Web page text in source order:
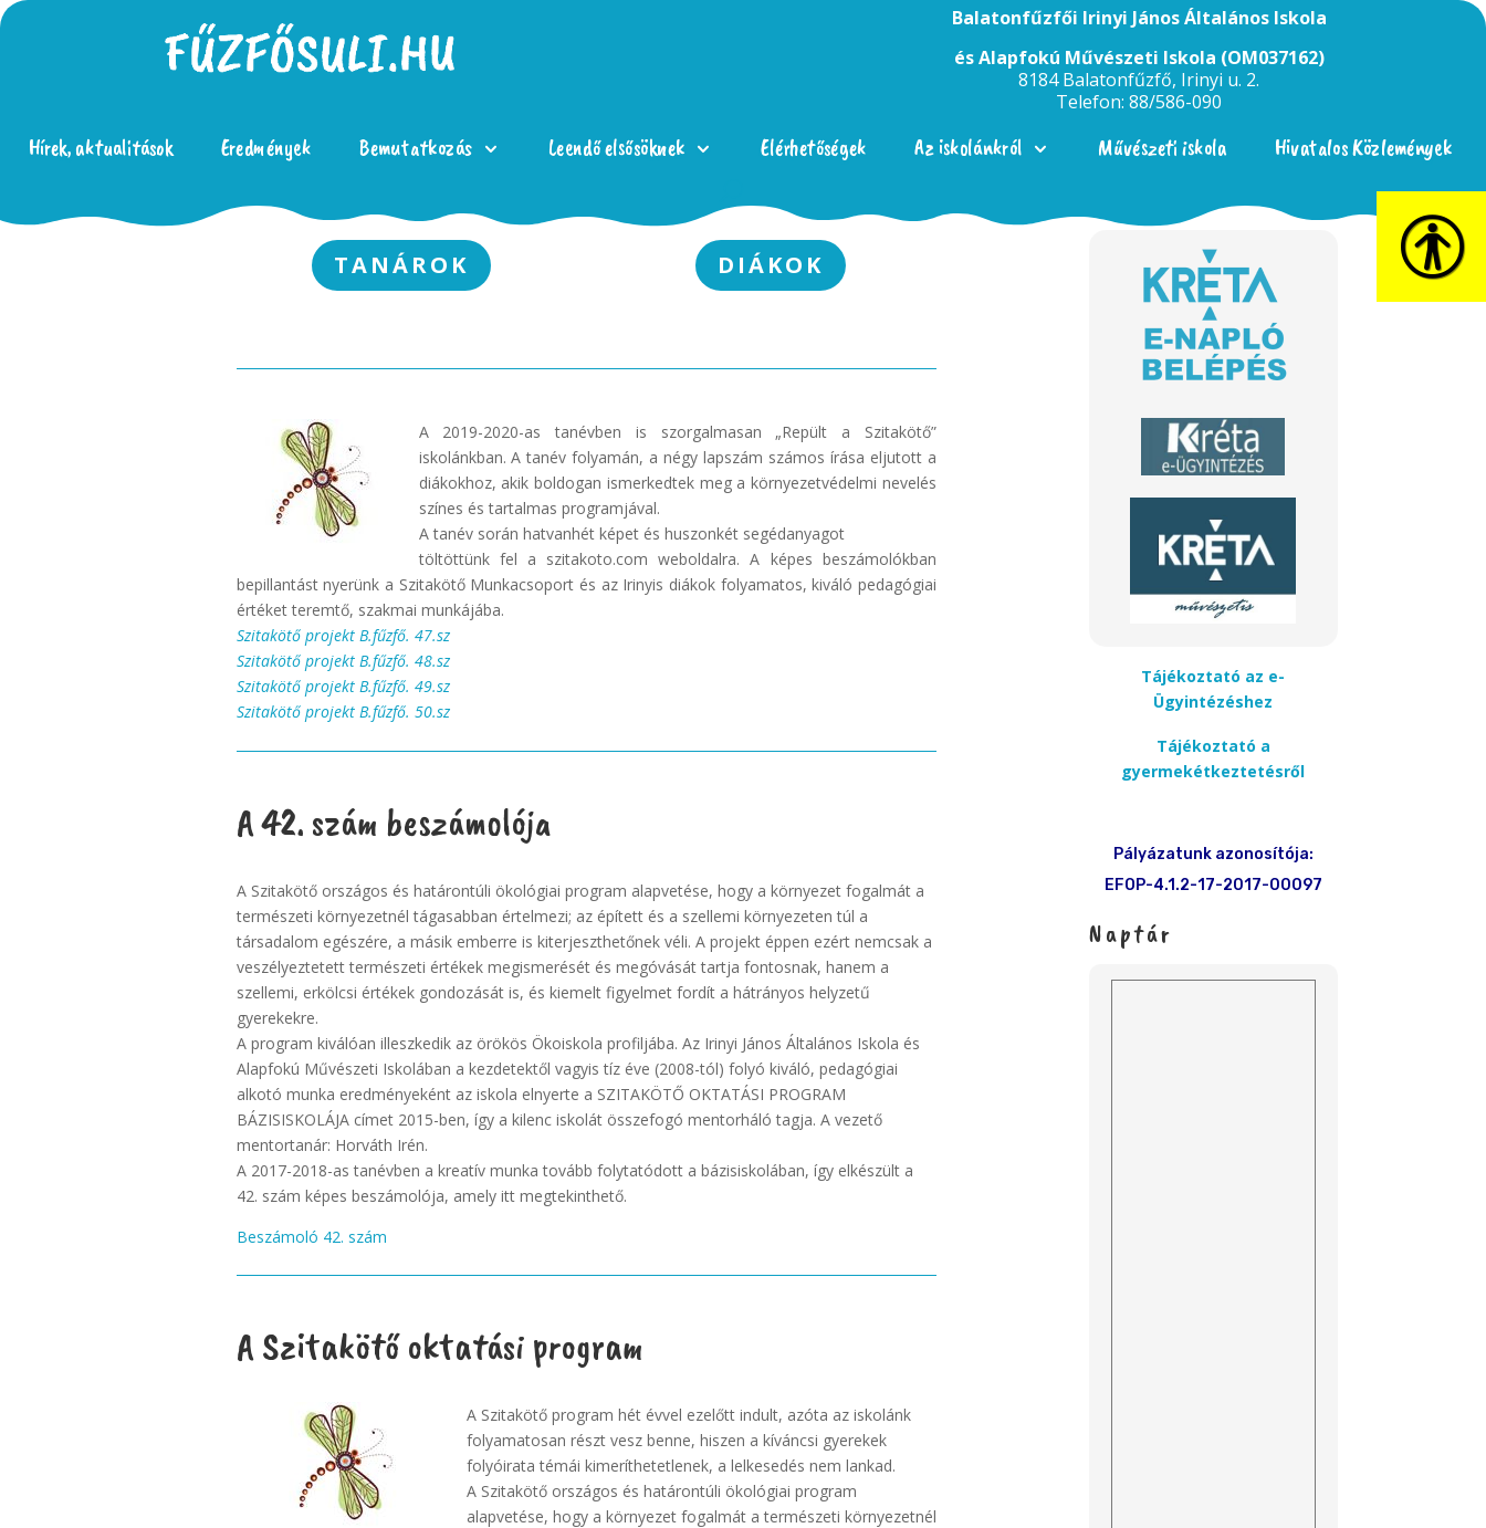
Balatonfűzfői Irinyi János Általános Iskola
és Alapfokú Művészeti Iskola (OM037162)
8184 Balatonfűzfő, Irinyi u. 2.
Telefon: 88/586-090
Hírek, aktualitások Eredmények Bemutatkozás Leendő elsősöknek Elérhetőségek Az iskolánkról Művészeti iskola Hivatalos Közlemények
TANÁROK DIÁKOK
A 2019-2020-as tanévben is szorgalmasan „Repült a Szitakötő”
iskolánkban. A tanév folyamán, a négy lapszám számos írása eljutott a
diákokhoz, akik boldogan ismerkedtek meg a környezetvédelmi nevelés
színes és tartalmas programjával.
A tanév során hatvanhét képet és huszonkét segédanyagot
töltöttünk fel a szitakoto.com weboldalra. A képes beszámolókban
bepillantást nyerünk a Szitakötő Munkacsoport és az Irinyis diákok folyamatos, kiváló pedagógiai
értéket teremtő, szakmai munkájába.
Szitakötő projekt B.fűzfő. 47.sz
Szitakötő projekt B.fűzfő. 48.sz
Szitakötő projekt B.fűzfő. 49.sz
Szitakötő projekt B.fűzfő. 50.sz
A 42. szám beszámolója
A Szitakötő országos és határontúli ökológiai program alapvetése, hogy a környezet fogalmát a
természeti környezetnél tágasabban értelmezi; az épített és a szellemi környezeten túl a
társadalom egészére, a másik emberre is kiterjeszthetőnek véli. A projekt éppen ezért nemcsak a
veszélyeztetett természeti értékek megismerését és megóvását tartja fontosnak, hanem a
szellemi, erkölcsi értékek gondozását is, és kiemelt figyelmet fordít a hátrányos helyzetű
gyerekekre.
A program kiválóan illeszkedik az örökös Ökoiskola profiljába. Az Irinyi János Általános Iskola és
Alapfokú Művészeti Iskolában a kezdetektől vagyis tíz éve (2008-tól) folyó kiváló, pedagógiai
alkotó munka eredményeként az iskola elnyerte a SZITAKÖTŐ OKTATÁSI PROGRAM
BÁZISISKOLÁJA címet 2015-ben, így a kilenc iskolát összefogó mentorháló tagja. A vezető
mentortanár: Horváth Irén.
A 2017-2018-as tanévben a kreatív munka tovább folytatódott a bázisiskolában, így elkészült a
42. szám képes beszámolója, amely itt megtekinthető.
Beszámoló 42. szám
A Szitakötő oktatási program
A Szitakötő program hét évvel ezelőtt indult, azóta az iskolánk
folyamatosan részt vesz benne, hiszen a kíváncsi gyerekek
folyóirata témái kimeríthetetlenek, a lelkesedés nem lankad.
A Szitakötő országos és határontúli ökológiai program
alapvetése, hogy a környezet fogalmát a természeti környezetnél
Tájékoztató az e-
Ügyintézéshez
Tájékoztató a
gyermekétkeztetésről
Pályázatunk azonosítója:
EFOP-4.1.2-17-2017-00097
Naptár